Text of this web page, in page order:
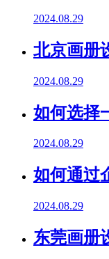
2024.08.29
北京画册
2024.08.29
如何选择
2024.08.29
如何通过
2024.08.29
东莞画册